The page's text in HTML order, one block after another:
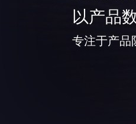
以产品
专注于产品